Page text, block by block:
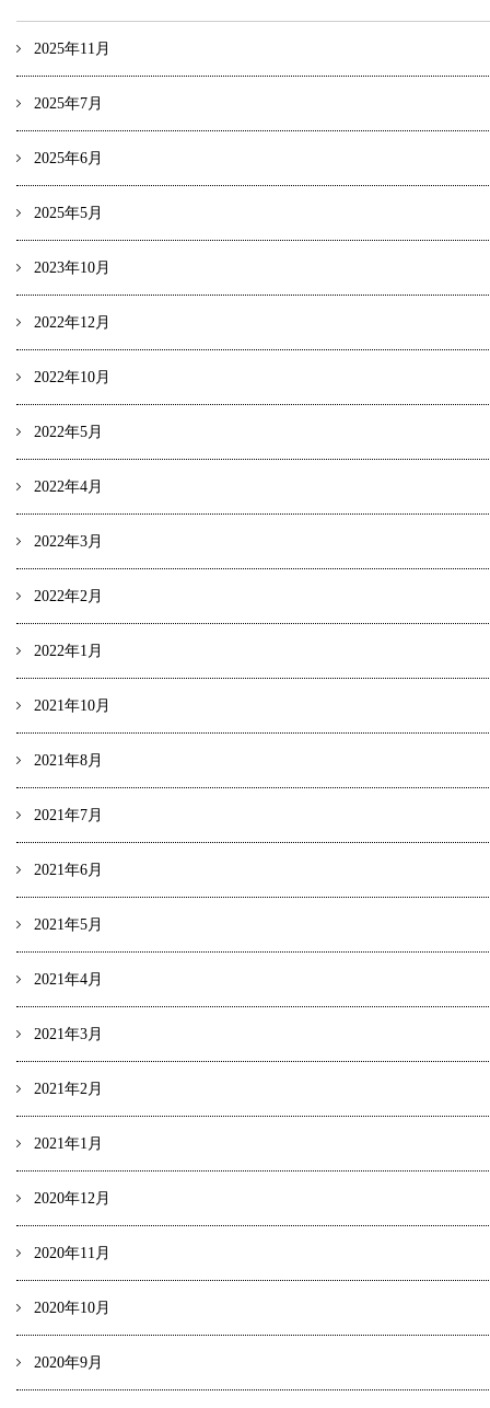
2025年11月
2025年7月
2025年6月
2025年5月
2023年10月
2022年12月
2022年10月
2022年5月
2022年4月
2022年3月
2022年2月
2022年1月
2021年10月
2021年8月
2021年7月
2021年6月
2021年5月
2021年4月
2021年3月
2021年2月
2021年1月
2020年12月
2020年11月
2020年10月
2020年9月